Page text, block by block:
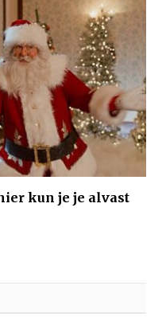
kun je je alvast